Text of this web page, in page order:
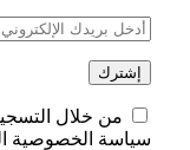
من خلال
سياسة الخصوصية